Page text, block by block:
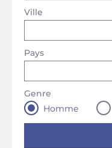
Pays
Ville
Genre
Homme